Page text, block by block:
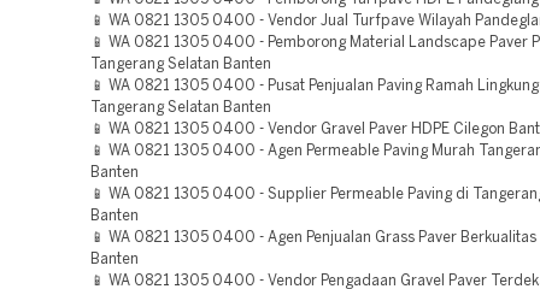
📱 WA 0821 1305 0400 - Vendor Jual Turfpave Wilayah
📱 WA 0821 1305 0400 - Pemborong Material Landscape Paver
Tangerang Selatan Banten
📱 WA 0821 1305 0400 - Pusat Penjualan Paving Ramah
Tangerang Selatan Banten
📱 WA 0821 1305 0400 - Vendor Gravel Paver HDPE Cilegon
📱 WA 0821 1305 0400 - Agen Permeable Paving Murah
Banten
📱 WA 0821 1305 0400 - Supplier Permeable Paving di
Banten
📱 WA 0821 1305 0400 - Agen Penjualan Grass Paver Berkualitas
Banten
📱 WA 0821 1305 0400 - Vendor Pengadaan Gravel Paver